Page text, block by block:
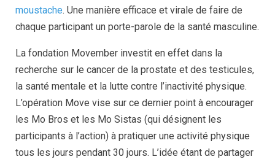
moustache. Une manière efficace et virale de faire de
chaque participant un porte-parole de la santé masculine.
La fondation Movember investit en effet dans la
recherche sur le cancer de la prostate et des testicules,
la santé mentale et la lutte contre l’inactivité physique.
L’opération Move vise sur ce dernier point à encourager
les Mo Bros et les Mo Sistas (qui désignent les
participants à l’action) à pratiquer une activité physique
tous les jours pendant 30 jours. L’idée étant de partager